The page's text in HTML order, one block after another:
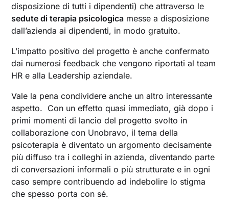
disposizione di tutti i dipendenti) che attraverso le
sedute di terapia psicologica messe a disposizione
dall’azienda ai dipendenti, in modo gratuito.
L’impatto positivo del progetto è anche confermato
dai numerosi feedback che vengono riportati al team
HR e alla Leadership aziendale.
Vale la pena condividere anche un altro interessante
aspetto. Con un effetto quasi immediato, già dopo i
primi momenti di lancio del progetto svolto in
collaborazione con Unobravo, il tema della
psicoterapia è diventato un argomento decisamente
più diffuso tra i colleghi in azienda, diventando parte
di conversazioni informali o più strutturate e in ogni
caso sempre contribuendo ad indebolire lo stigma
che spesso porta con sé.